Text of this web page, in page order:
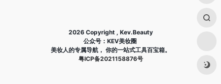
2026 Copyright , Kev.Beauty
公众号：KEV美妆圈
美妆人的专属导航， 你的一站式工具百宝箱。
粤ICP备2021158876号